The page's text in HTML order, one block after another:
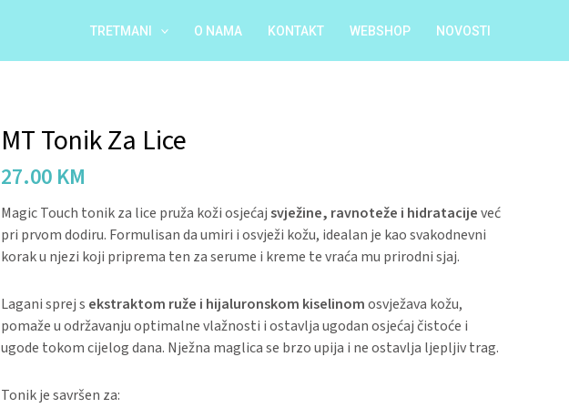
TRETMANI O NAMA KONTAKT WEBSHOP NOVOSTI
MT Tonik Za Lice
27.00 KM
Magic Touch tonik za lice pruža koži osjećajsvježine, ravnoteže i hidratacijeveć
pri prvom dodiru. Formulisan da umiri i osvježi kožu, idealan je kao svakodnevni
korak u njezi koji priprema ten za serume i kreme te vraća mu prirodni sjaj.
Lagani sprej s ekstraktom ruže i hijaluronskom kiselinomosvježava kožu,
pomaže u održavanju optimalne vlažnosti i ostavlja ugodan osjećaj čistoće i
ugode tokom cijelog dana. Nježna maglica se brzo upija i ne ostavlja ljepljiv trag.
Tonik je savršen za:
MT
Za
quantity